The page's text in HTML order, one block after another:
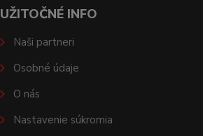
UŽITOČNÉ INFO
Naši partneri
Osobné údaje
O nás
Nastavenie súkromia